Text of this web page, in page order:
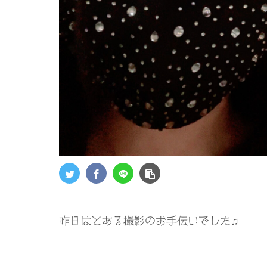
昨日はとある撮影のお手伝いでした♫